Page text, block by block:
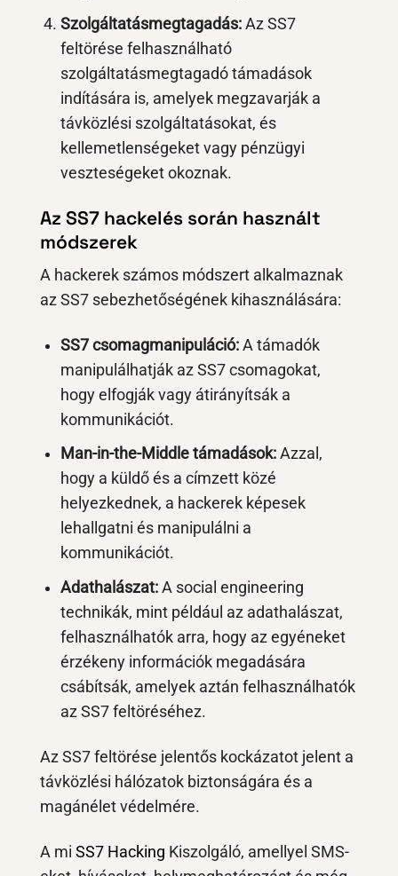
Szolgáltatásmegtagadás:Az SS7
feltörése felhasználható
szolgáltatásmegtagadó támadások
indítására is, amelyek megzavarják a
távközlési szolgáltatásokat, és
kellemetlenségeket vagy pénzügyi
veszteségeket okoznak.
Az SS7 hackelés során használt
módszerek
A hackerek számos módszert alkalmaznak
az SS7 sebezhetőségének kihasználására:
SS7 csomagmanipuláció:A támadók
manipulálhatják az SS7 csomagokat,
hogy elfogják vagy átirányítsák a
kommunikációt.
Man-in-the-Middle támadások:Azzal,
hogy a küldő és a címzett közé
helyezkednek, a hackerek képesek
lehallgatni és manipulálni a
kommunikációt.
Adathalászat:A social engineering
technikák, mint például az adathalászat,
felhasználhatók arra, hogy az egyéneket
érzékeny információk megadására
csábítsák, amelyek aztán felhasználhatók
az SS7 feltöréséhez.
Az SS7 feltörése jelentős kockázatot jelent a
távközlési hálózatok biztonságára és a
magánélet védelmére.
A mi SS7 Hacking Kiszolgáló, amellyel SMS-